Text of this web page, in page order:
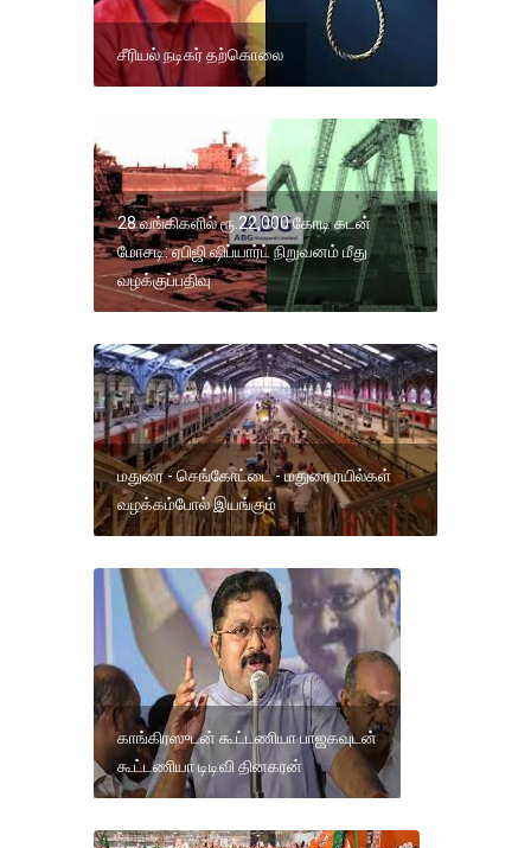
சீரியல் நடிகர் தற்கொலை
28 வங்கிகளில் ரூ.22,000 கோடி கடன்
மோசடி: ஏபிஜி ஷிப்யார்ட் நிறுவனம் மீது
வழக்குப்பதிவு
மதுரை - செங்கோட்டை - மதுரை ரயில்கள்
வழக்கம்போல் இயங்கும்
காங்கிரஸுடன் கூட்டணியா பாஜகவுடன்
கூட்டணியா டிடிவி தினகரன்